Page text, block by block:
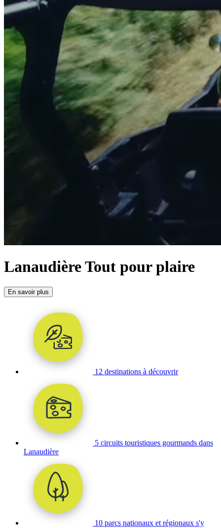
LanaudièreTout pour plaire
En savoir plus
12 destinations à découvrir
5 circuits touristiques gourmands dans
Lanaudière
10 parcs nationaux et régionaux s'y